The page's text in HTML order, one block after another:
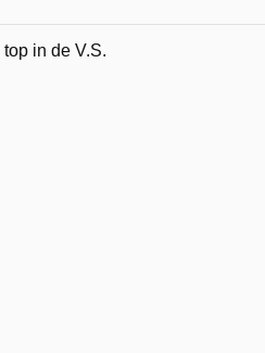
in de V.S.